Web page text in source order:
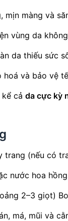
mịn màng và
vùng da
da thiếu sức
hoá và bảo vệ
cả da cực kỳ
trang (nếu có
nước hoa
2–3 giọt)
má, mũi và